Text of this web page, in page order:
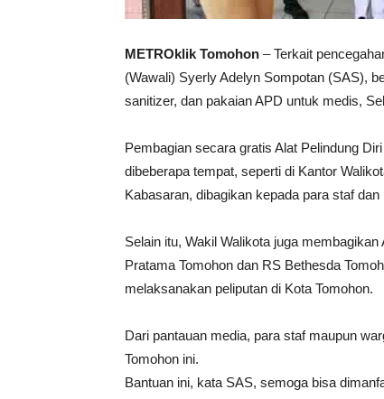
METROklik Tomohon – Terkait
(Wawali) Syerly Adelyn Sompotan (SAS),
sanitizer, dan pakaian APD untuk medis,
Pembagian secara gratis Alat Pelindung
dibeberapa tempat, seperti di Kantor
Kabasaran, dibagikan kepada para staf dan
Selain itu, Wakil Walikota juga
Pratama Tomohon dan RS Bethesda
melaksanakan peliputan di Kota Tomohon.
Dari pantauan media, para staf maupun
Tomohon ini.
Bantuan ini, kata SAS, semoga bisa